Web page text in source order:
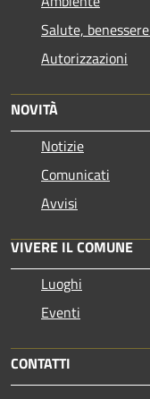
Salute,
Autorizzazioni
NOVITÀ
Notizie
Comunicati
Avvisi
VIVERE IL COMUNE
Luoghi
Eventi
CONTATTI